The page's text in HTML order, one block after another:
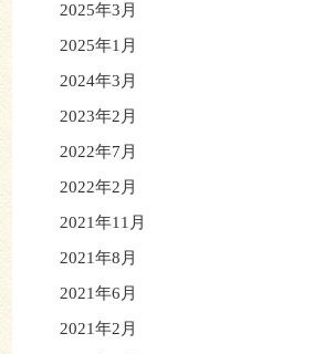
2025年3月
2025年1月
2024年3月
2023年2月
2022年7月
2022年2月
2021年11月
2021年8月
2021年6月
2021年2月